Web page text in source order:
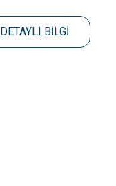
DETAYLI BİLGİ